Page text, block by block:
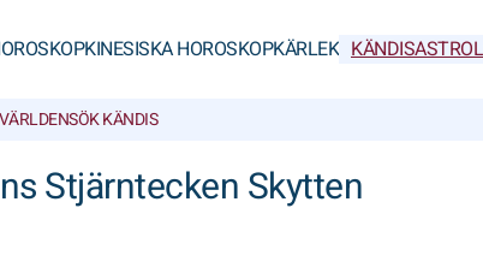
KINESISKA HOROSKOPKÄRLEK
SÖK KÄNDIS
Stjärntecken Skytten